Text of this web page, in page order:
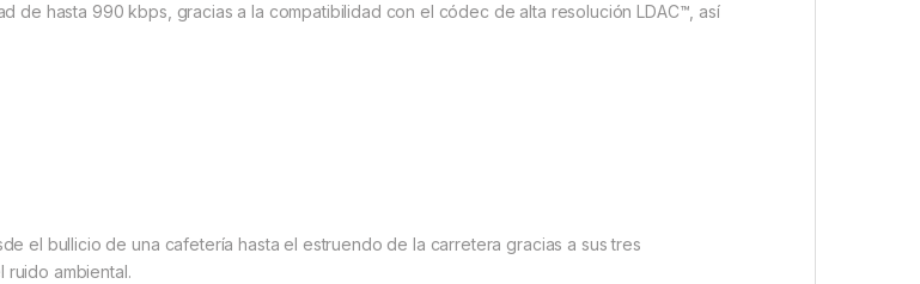
de hasta 990 kbps, gracias a la compatibilidad con el códec de alta resolución LDAC™, así
el bullicio de una cafetería hasta el estruendo de la carretera gracias a sus tres
ambiental.